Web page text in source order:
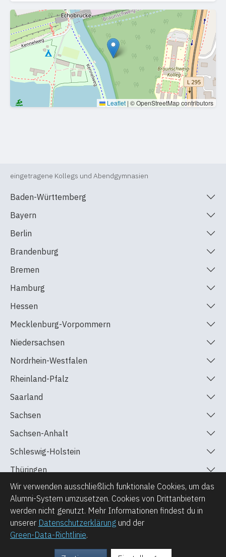
Leaflet | © OpenStreetMap contributors
Wir verwenden ausschließlich funktionale Cookies, um das
Alumni-System umzusetzen. Cookies von Drittanbietern
werden nicht genutzt. Mehr Informationen findest du in
unserer Datenschutzerklärung und der
Green-Data-Richtlinie.
eingetragene Kollegs und Abendgymnasien
Baden-Württemberg
Bayern
Berlin
Brandenburg
Bremen
Hamburg
Hessen
Mecklenburg-Vorpommern
Niedersachsen
Nordrhein-Westfalen
Rheinland-Pfalz
Saarland
Sachsen
Sachsen-Anhalt
Schleswig-Holstein
Thüringen
©2024-2026 Alumni am Treptow-Kolleg Berlin
Impressum Datenschutz Green-Data